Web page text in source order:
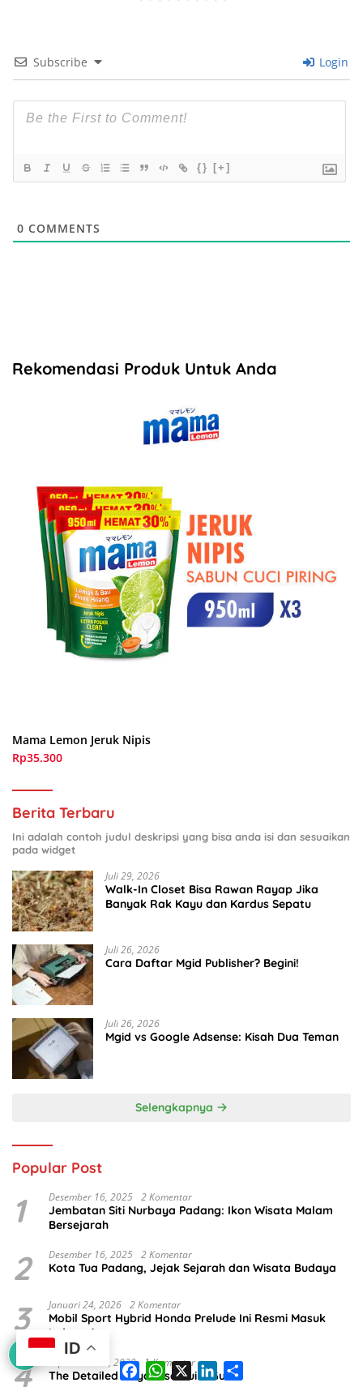
Subscribe Login
{} [+]
0 COMMENTS
Rekomendasi Produk Untuk Anda
Mama Lemon Jeruk Nipis
Rp35.300
Berita Terbaru
Ini adalah contoh judul deskripsi yang bisa anda isi dan sesuaikan
pada widget
Juli 29, 2026
Walk-In Closet Bisa Rawan Rayap Jika
Banyak Rak Kayu dan Kardus Sepatu
Juli 26, 2026
Cara Daftar Mgid Publisher? Begini!
Juli 26, 2026
Mgid vs Google Adsense: Kisah Dua Teman
Selengkapnya
Popular Post
1 Desember 16, 2025 2 Komentar
Jembatan Siti Nurbaya Padang: Ikon Wisata Malam
Bersejarah
2 Desember 16, 2025 2 Komentar
Kota Tua Padang, Jejak Sejarah dan Wisata Budaya
3 Januari 24, 2026 2 Komentar
Mobil Sport Hybrid Honda Prelude Ini Resmi Masuk
Indonesia
4 September 14, 2020 1 Komentar
The Detailed Hayabusa Build Guide
a
W
h
X
i
ID